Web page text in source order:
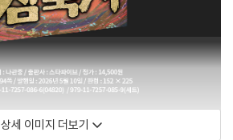
상세 이미지 더보기